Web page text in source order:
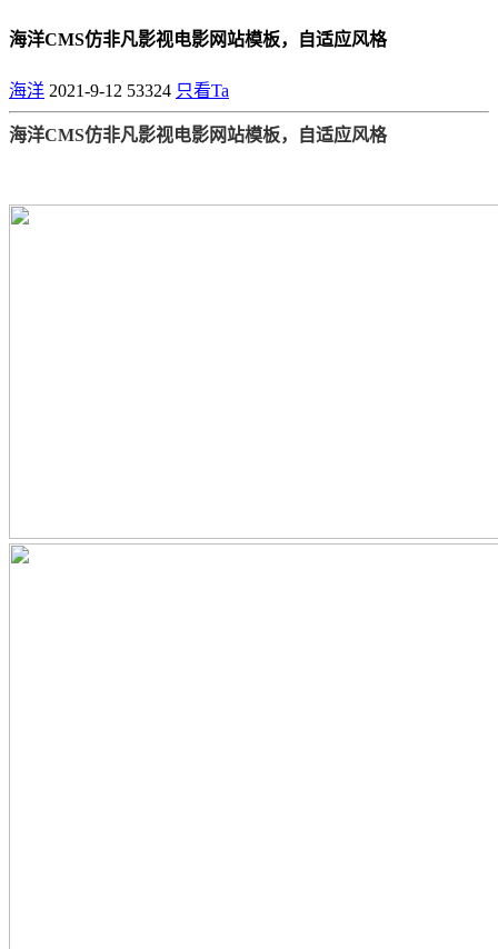
海洋CMS仿非凡影视电影网站模板，自适应风格
海洋 2021-9-12 53324 只看Ta
海洋CMS仿非凡影视电影网站模板，自适应风格